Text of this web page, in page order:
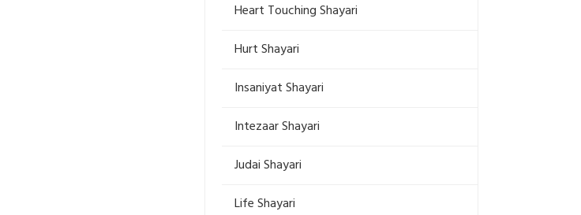
Heart Touching Shayari
Hurt Shayari
Insaniyat Shayari
Intezaar Shayari
Judai Shayari
Life Shayari